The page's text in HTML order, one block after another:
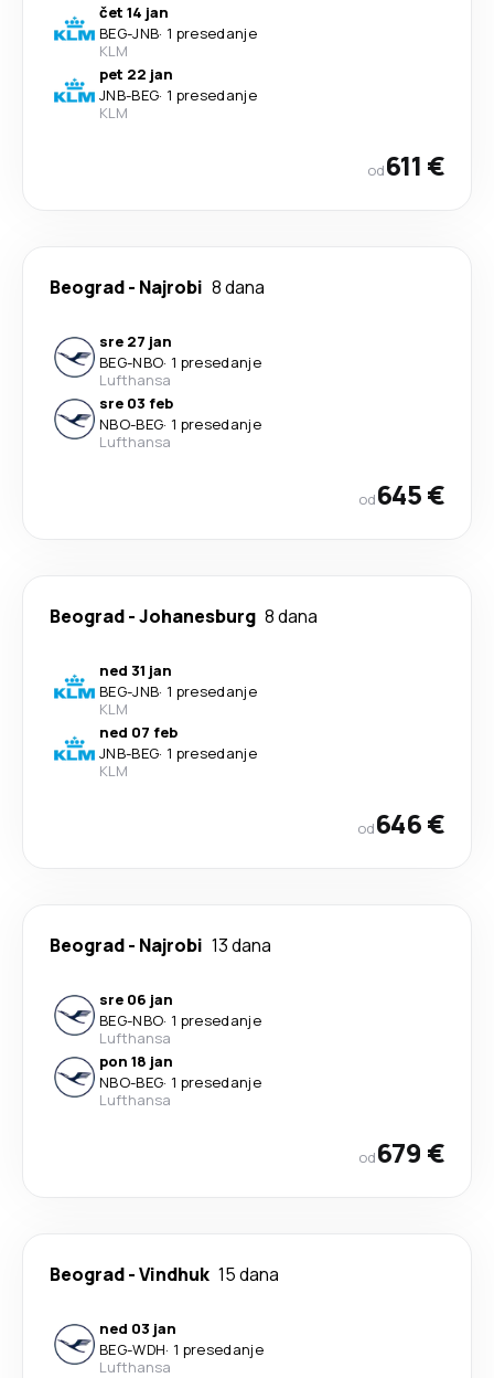
čet 14 jan
BEG-JNB· 1 presedanje
KLM
pet 22 jan
JNB-BEG· 1 presedanje
KLM
od611 €
Beograd- Najrobi 8 dana
sre 27 jan
BEG-NBO· 1 presedanje
Lufthansa
sre 03 feb
NBO-BEG· 1 presedanje
Lufthansa
od645 €
Beograd-Johanesburg 8 dana
ned 31 jan
BEG-JNB· 1 presedanje
KLM
ned 07 feb
JNB-BEG· 1 presedanje
KLM
od646 €
Beograd- Najrobi 13 dana
sre 06 jan
BEG-NBO· 1 presedanje
Lufthansa
pon 18 jan
NBO-BEG· 1 presedanje
Lufthansa
od679 €
Beograd-Vindhuk 15 dana
ned 03 jan
BEG-WDH· 1 presedanje
Lufthansa